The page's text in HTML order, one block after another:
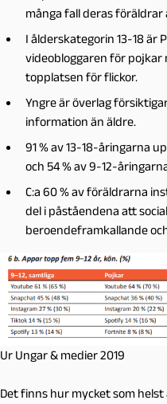
många fall deras föräldrar
I ålderskategorin 13-18 är
videobloggaren för pojkar
topplatsen för flickor.
Yngre är överlag
information än äldre.
91 % av 13-18-åringarna
och 54 % av 9-12-
C:a 60 % av föräldrarna
del i påståendena att
beroendeframkallande
Ur Ungar & medier 2019
Det finns hur mycket som